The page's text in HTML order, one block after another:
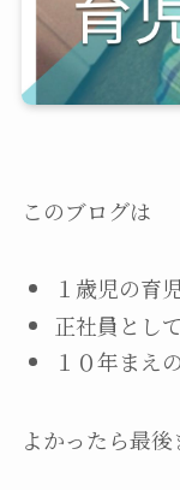
このブログは
１歳児の育
正社員とし
１０年まえ
よかったら最